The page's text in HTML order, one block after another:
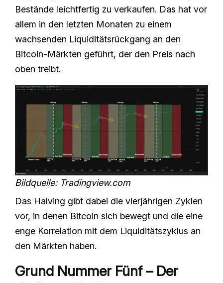
Bestände leichtfertig zu verkaufen. Das hat vor
allem in den letzten Monaten zu einem
wachsenden Liquiditätsrückgang an den
Bitcoin-Märkten geführt, der den Preis nach
oben treibt.
Bildquelle: Tradingview.com
Das Halving gibt dabei die vierjährigen Zyklen
vor, in denen Bitcoin sich bewegt und die eine
enge Korrelation mit dem Liquiditätszyklus an
den Märkten haben.
Grund Nummer Fünf – Der